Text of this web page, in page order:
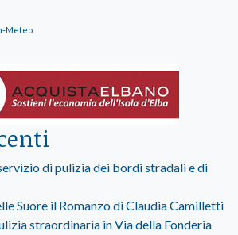
Meteo
di pulizia dei bordi stradali e di
Suore il Romanzo di Claudia Camilletti
straordinaria in Via della Fonderia